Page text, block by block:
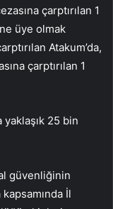
çarptırılan 1
üye olmak
Atakum’da,
çarptırılan 1
25 bin
güvenliğinin
İl